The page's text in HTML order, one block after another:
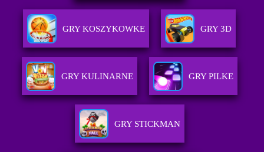
GRY KOSZYKOWKE GRY 3D
GRY KULINARNE GRY PILKE
GRY STICKMAN